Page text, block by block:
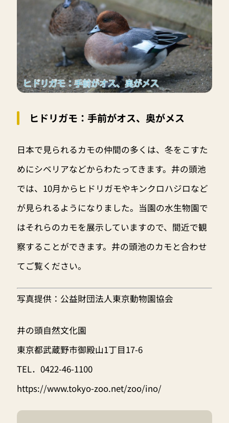
ヒドリガモ：手前がオス、奥がメス
日本で見られるカモの仲間の多くは、冬をこすた
めにシベリアなどからわたってきます。井の頭池
では、10月からヒドリガモやキンクロハジロなど
が見られるようになりました。当園の水生物園で
はそれらのカモを展示していますので、間近で観
察することができます。井の頭池のカモと合わせ
てご覧ください。
写真提供： 公益財団法人東京動物園協会
井の頭自然文化園
東京都武蔵野市御殿山1丁目17-6
TEL．0422-46-1100
https://www.tokyo-zoo.net/zoo/ino/